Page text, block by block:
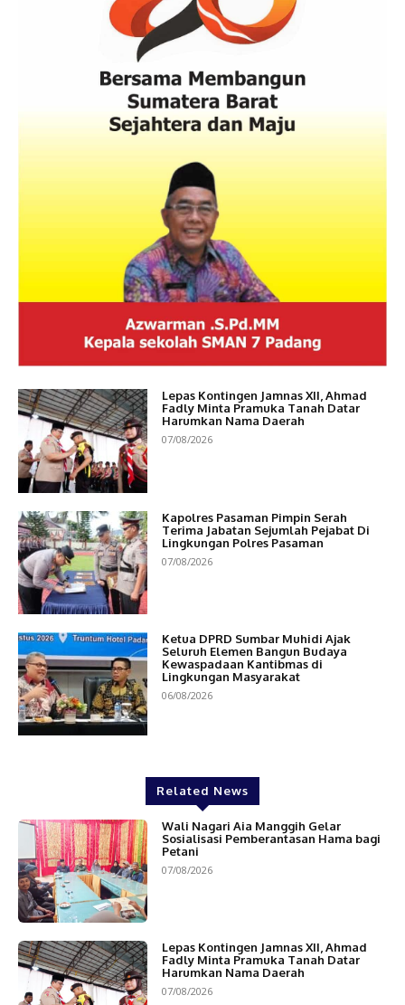
Lepas Kontingen Jamnas XII, Ahmad
Fadly Minta Pramuka Tanah Datar
Harumkan Nama Daerah
07/08/2026
Kapolres Pasaman Pimpin Serah
Terima Jabatan Sejumlah Pejabat Di
Lingkungan Polres Pasaman
07/08/2026
Ketua DPRD Sumbar Muhidi Ajak
Seluruh Elemen Bangun Budaya
Kewaspadaan Kantibmas di
Lingkungan Masyarakat
06/08/2026
Related News
Wali Nagari Aia Manggih Gelar
Sosialisasi Pemberantasan Hama bagi
Petani
07/08/2026
Lepas Kontingen Jamnas XII, Ahmad
Fadly Minta Pramuka Tanah Datar
Harumkan Nama Daerah
07/08/2026